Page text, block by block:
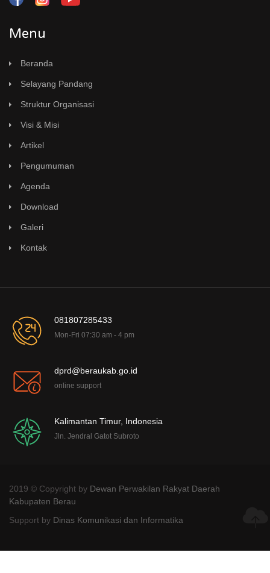
Menu
Beranda
Selayang Pandang
Struktur Organisasi
Visi & Misi
Artikel
Pengumuman
Agenda
Download
Galeri
Kontak
081807285433
Mon-Fri 07:30 am - 4 pm
dprd@beraukab.go.id
online support
Kalimantan Timur, Indonesia
Jln. Jendral Gatot Subroto
2019 © Copyright by Dewan Perwakilan Rakyat Daerah
Kabupaten Berau
Support by Dinas Komunikasi dan Informatika